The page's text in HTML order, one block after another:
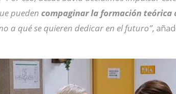
pueden compaginar la formación teórica
a qué se quieren dedicar en el futuro”,